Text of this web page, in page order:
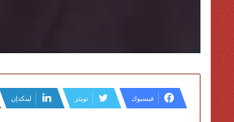
فيسبوك تويتر لينكدإن